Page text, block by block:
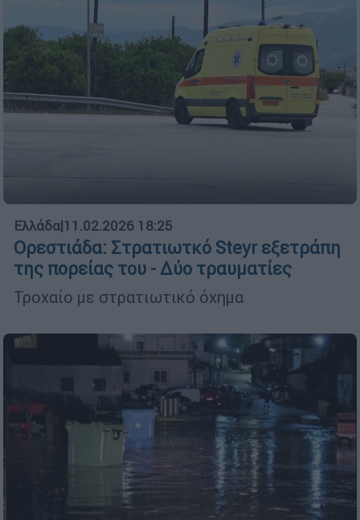
Ελλάδα|11.02.2026 18:25
Ορεστιάδα: Στρατιωτκό Steyr εξετράπη
της πορείας του - Δύο τραυματίες
Τροχαίο με στρατιωτικό όχημα